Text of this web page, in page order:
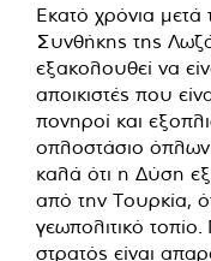
Εκατό χρόνια μετά
Συνθήκης της
εξακολουθεί να
αποικιστές που
πονηροί και
οπλοστάσιο
καλά ότι η Δύση
από την Τουρκία,
γεωπολιτικό τοπίο.
στρατός είναι